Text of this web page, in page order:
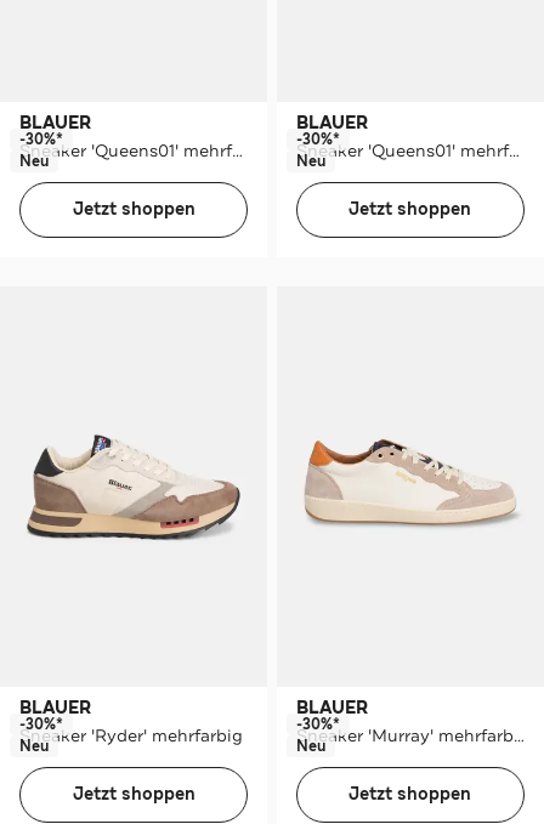
BLAUER
Sneaker 'Queens01' mehrfarbig
-30%*
Neu
Jetzt shoppen
BLAUER
Sneaker 'Queens01' mehrfarbig
-30%*
Neu
Jetzt shoppen
BLAUER
Sneaker 'Ryder' mehrfarbig
-30%*
Neu
Jetzt shoppen
BLAUER
Sneaker 'Murray' mehrfarbig
-30%*
Neu
Jetzt shoppen